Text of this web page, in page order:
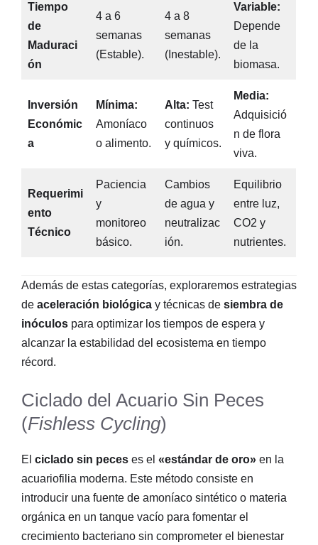
Tiempo
de
Maduraci
ón
4 a 6
semanas
(Estable).
4 a 8
semanas
(Inestable).
Variable:
Depende
de la
biomasa.
Inversión
Económic
a
Mínima:
Amoníaco
o alimento.
Alta: Test
continuos
y químicos.
Media:
Adquisició
n de flora
viva.
Requerimi
ento
Técnico
Paciencia
y
monitoreo
básico.
Cambios
de agua y
neutralizac
ión.
Equilibrio
entre luz,
CO2 y
nutrientes.
Además de estas categorías, exploraremos estrategias
de aceleración biológica y técnicas de siembra de
inóculos para optimizar los tiempos de espera y
alcanzar la estabilidad del ecosistema en tiempo
récord.
Ciclado del Acuario Sin Peces
(Fishless Cycling)
El ciclado sin peces es el «estándar de oro» en la
acuariofilia moderna. Este método consiste en
introducir una fuente de amoníaco sintético o materia
orgánica en un tanque vacío para fomentar el
crecimiento bacteriano sin comprometer el bienestar